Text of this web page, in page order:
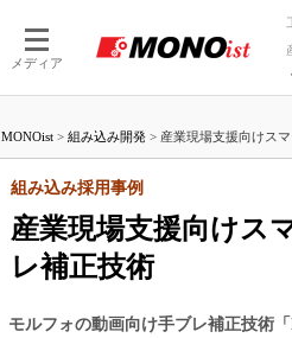
メディア
つながる工
AI×
MONOist > 組み込み開発 > 産業現場支援向けス
産業現場支援向けス
レ補正技術
組み込み採用事例
モルフォの動画向け手ブレ補正技術